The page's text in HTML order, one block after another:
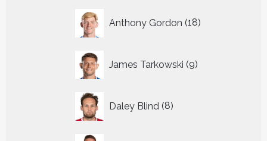
Anthony Gordon 18
producten
James Tarkowski 9
producten
Daley Blind 8
producten